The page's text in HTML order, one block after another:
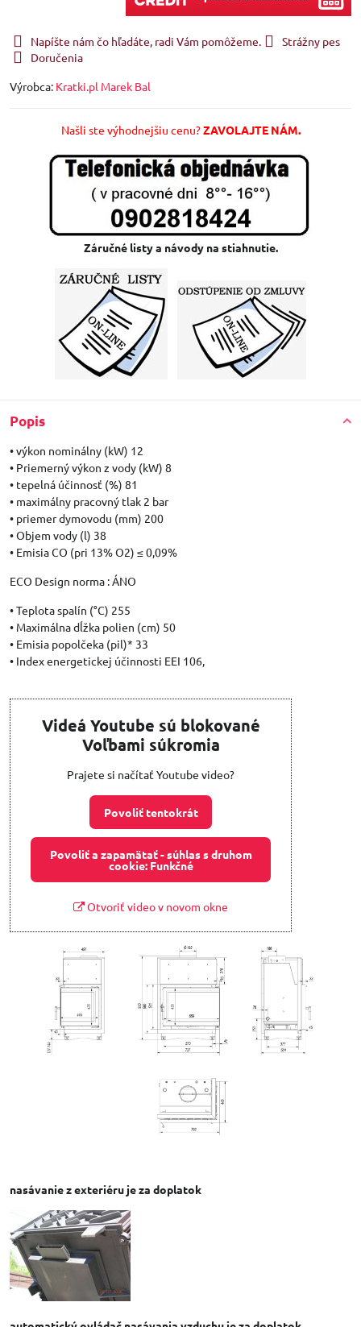
Napíšte nám čo hľadáte, radi Vám pomôžeme.
Strážny pes
Doručenia
Výrobca: Kratki.pl Marek Bal
Našli ste výhodnejšiu cenu?ZAVOLAJTE NÁM.
Záručné listy a návody na stiahnutie.
Popis
• výkon nominálny (kW) 12
• Priemerný výkon z vody (kW) 8
• tepelná účinnosť (%) 81
• maximálny pracovný tlak 2 bar
• priemer dymovodu (mm) 200
• Objem vody (l) 38
• Emisia CO (pri 13% O2) ≤ 0,09%
ECO Design norma : ÁNO
• Teplota spalín (°C) 255
• Maximálna dĺžka polien (cm) 50
• Emisia popolčeka (pil)* 33
• Index energetickej účinnosti EEI 106,
Videá Youtube sú blokované
Voľbami súkromia
Prajete si načítať Youtube video?
Povoliť tentokrát
Povoliť a zapamätať - súhlas s druhom
cookie: Funkčné
Otvoriť video v novom okne
nasávanie z exteriéru je za doplatok